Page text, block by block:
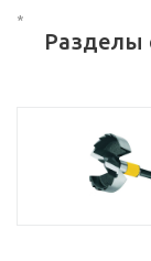
*
Разделы